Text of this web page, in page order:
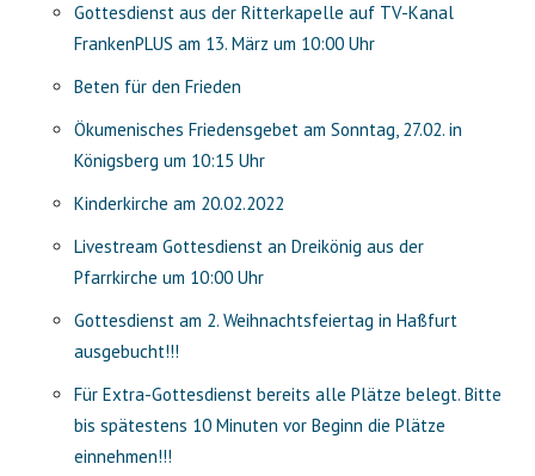
Gottesdienst aus der Ritterkapelle auf TV-Kanal
FrankenPLUS am 13. März um 10:00 Uhr
Beten für den Frieden
Ökumenisches Friedensgebet am Sonntag, 27.02. in
Königsberg um 10:15 Uhr
Kinderkirche am 20.02.2022
Livestream Gottesdienst an Dreikönig aus der
Pfarrkirche um 10:00 Uhr
Gottesdienst am 2. Weihnachtsfeiertag in Haßfurt
ausgebucht!!!
Für Extra-Gottesdienst bereits alle Plätze belegt. Bitte
bis spätestens 10 Minuten vor Beginn die Plätze
einnehmen!!!